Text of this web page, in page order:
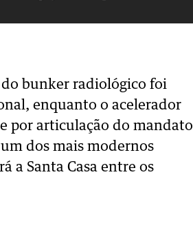
bunker radiológico foi
enquanto o acelerador
por articulação do mandato
dos mais modernos
a Santa Casa entre os